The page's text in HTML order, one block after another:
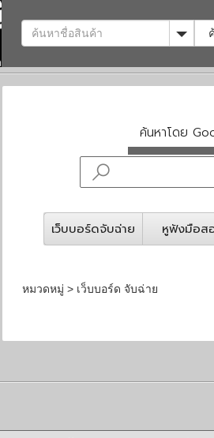
ค้นหาโดย
เว็บบอร์ดจับฉ่าย หูฟังมือส
หมวดหมู่ > เว็บบอร์ด จับฉ่าย